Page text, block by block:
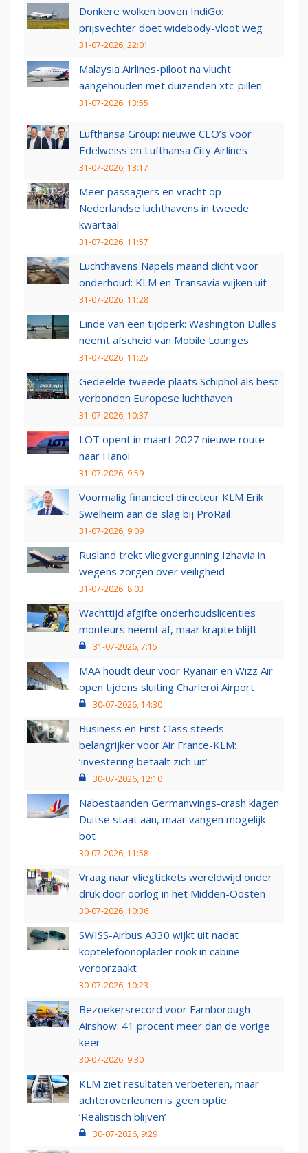
Donkere wolken boven IndiGo:
prijsvechter doet widebody-vloot weg
31-07-2026, 22:01
Malaysia Airlines-piloot na vlucht
aangehouden met duizenden xtc-pillen
31-07-2026, 13:55
Lufthansa Group: nieuwe CEO’s voor
Edelweiss en Lufthansa City Airlines
31-07-2026, 13:17
Meer passagiers en vracht op
Nederlandse luchthavens in tweede
kwartaal
31-07-2026, 11:57
Luchthavens Napels maand dicht voor
onderhoud: KLM en Transavia wijken uit
31-07-2026, 11:28
Einde van een tijdperk: Washington Dulles
neemt afscheid van Mobile Lounges
31-07-2026, 11:25
Gedeelde tweede plaats Schiphol als best
verbonden Europese luchthaven
31-07-2026, 10:37
LOT opent in maart 2027 nieuwe route
naar Hanoi
31-07-2026, 9:59
Voormalig financieel directeur KLM Erik
Swelheim aan de slag bij ProRail
31-07-2026, 9:09
Rusland trekt vliegvergunning Izhavia in
wegens zorgen over veiligheid
31-07-2026, 8:03
Wachttijd afgifte onderhoudslicenties
monteurs neemt af, maar krapte blijft
31-07-2026, 7:15
MAA houdt deur voor Ryanair en Wizz Air
open tijdens sluiting Charleroi Airport
30-07-2026, 14:30
Business en First Class steeds
belangrijker voor Air France-KLM:
‘investering betaalt zich uit’
30-07-2026, 12:10
Nabestaanden Germanwings-crash klagen
Duitse staat aan, maar vangen mogelijk
bot
30-07-2026, 11:58
Vraag naar vliegtickets wereldwijd onder
druk door oorlog in het Midden-Oosten
30-07-2026, 10:36
SWISS-Airbus A330 wijkt uit nadat
koptelefoonoplader rook in cabine
veroorzaakt
30-07-2026, 10:23
Bezoekersrecord voor Farnborough
Airshow: 41 procent meer dan de vorige
keer
30-07-2026, 9:30
KLM ziet resultaten verbeteren, maar
achteroverleunen is geen optie:
‘Realistisch blijven’
30-07-2026, 9:29